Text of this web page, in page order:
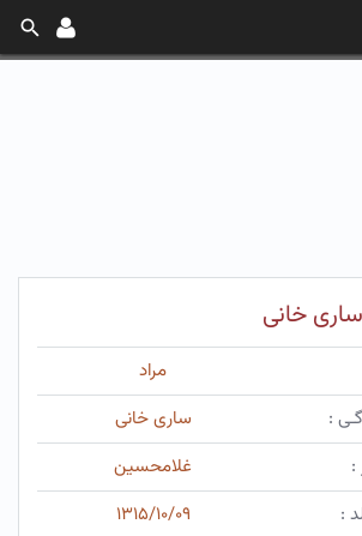
خانی
مراد
:
ساری خانی
:
غلامحسین
:
۱۳۱۵/۱۰/۰۹